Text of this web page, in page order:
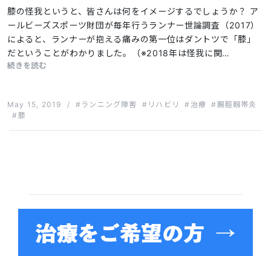
膝の怪我というと、皆さんは何をイメージするでしょうか？ ア
ールビーズスポーツ財団が毎年行うランナー世論調査（2017）
によると、ランナーが抱える痛みの第一位はダントツで「膝」
だということがわかりました。（※2018年は怪我に関…
続きを読む
May 15, 2019 / ランニング障害 リハビリ 治療
腸脛靱帯炎
膝